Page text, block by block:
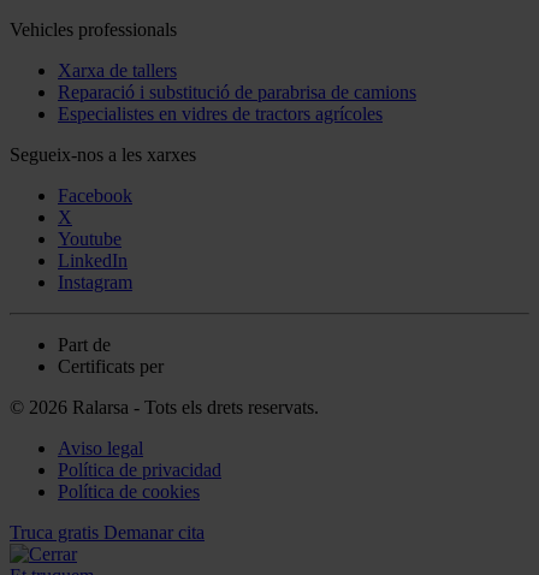
Vehicles professionals
Xarxa de tallers
Reparació i substitució de parabrisa de camions
Especialistes en vidres de tractors agrícoles
Segueix-nos a les xarxes
Facebook
X
Youtube
LinkedIn
Instagram
Part de
Certificats per
© 2026 Ralarsa - Tots els drets reservats.
Aviso legal
Política de privacidad
Política de cookies
Truca gratis Demanar cita